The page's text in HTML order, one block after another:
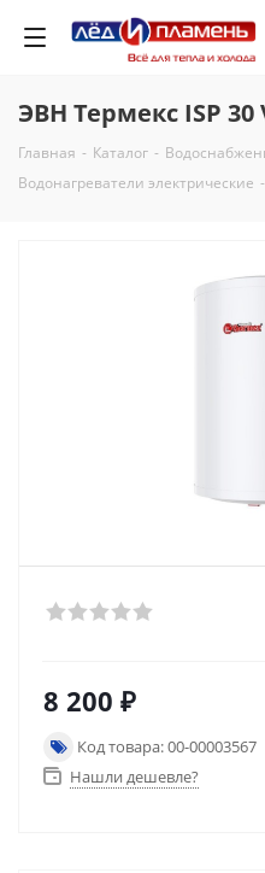
ЭВН Термекс ISP 30
Главная - Каталог -
Водонагреватели электрические -
8 200 ₽
Код товара: 00-00003567
Нашли дешевле?